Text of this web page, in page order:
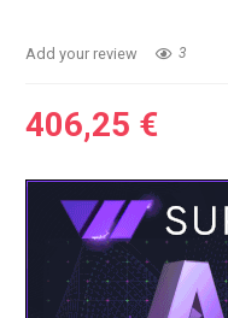
Add your review 3
406,25 €